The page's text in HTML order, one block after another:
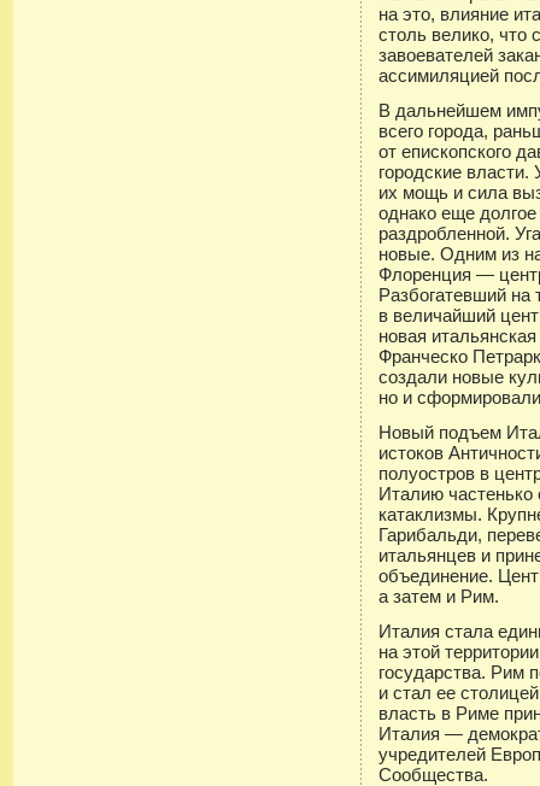
на это, влияние
столь велико,
завоевателей
ассимиляцией
В дальнейшем
всего города,
от епископского
городские власти.
их мощь и сила
однако еще
раздробленной.
новые. Одним из
Флоренция —
Разбогатевший на
в величайший
новая
Франческо
создали новые
но и
Новый подъем
истоков
полуостров в
Италию
катаклизмы.
Гарибальди,
итальянцев и
объединение.
а затем и Рим.
Италия стала
на этой
государства. Рим
и стал ее
власть в Риме
Италия —
учредителей
Сообщества.